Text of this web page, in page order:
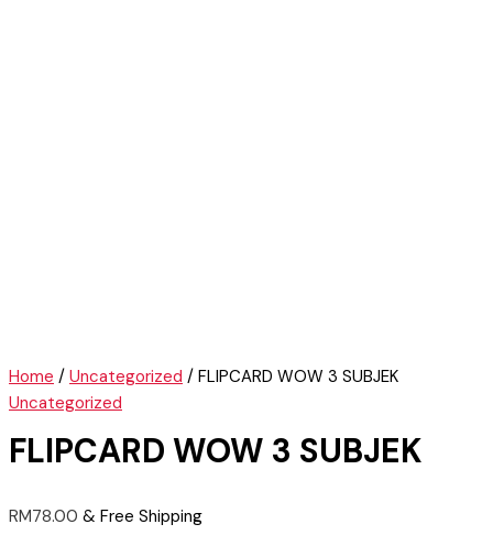
Home / Uncategorized / FLIPCARD WOW 3 SUBJEK
Uncategorized
FLIPCARD WOW 3 SUBJEK
RM78.00 & Free Shipping